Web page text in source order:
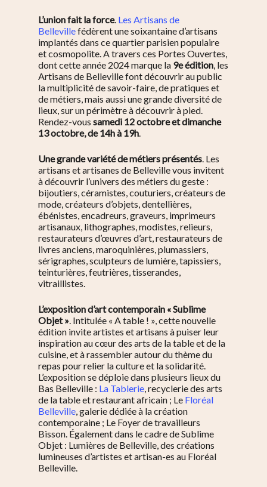
L’union fait la force. Les Artisans de
Bellevillefédèrent une soixantaine d’artisans
implantés dans ce quartier parisien populaire
et cosmopolite. A travers ces Portes Ouvertes,
dont cette année 2024 marque la 9e édition, les
Artisans de Belleville font découvrir au public
la multiplicité de savoir-faire, de pratiques et
de métiers, mais aussi une grande diversité de
lieux, sur un périmètre à découvrir à pied.
Rendez-vous samedi 12 octobre et dimanche
13 octobre, de 14h à 19h.
Une grande variété de métiers présentés. Les
artisans et artisanes de Belleville vous invitent
à découvrir l’univers des métiers du geste :
bijoutiers, céramistes, couturiers, créateurs de
mode, créateurs d’objets, dentellières,
ébénistes, encadreurs, graveurs, imprimeurs
artisanaux, lithographes, modistes, relieurs,
restaurateurs d’œuvres d’art, restaurateurs de
livres anciens, maroquinières, plumassiers,
sérigraphes, sculpteurs de lumière, tapissiers,
teinturières, feutrières, tisserandes,
vitraillistes.
L’exposition d’art contemporain « Sublime
Objet ». Intitulée « A table ! », cette nouvelle
édition invite artistes et artisans à puiser leur
inspiration au cœur des arts de la table et de la
cuisine, et à rassembler autour du thème du
repas pour relier la culture et la solidarité.
L’exposition se déploie dans plusieurs lieux du
Bas Belleville : La Tablerie, recyclerie des arts
de la table et restaurant africain ; Le Floréal
Belleville, galerie dédiée à la création
contemporaine ; Le Foyer de travailleurs
Bisson. Également dans le cadre de Sublime
Objet : Lumières de Belleville, des créations
lumineuses d’artistes et artisan-es au Floréal
Belleville.